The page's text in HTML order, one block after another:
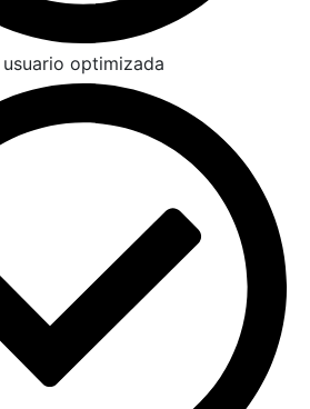
optimizada